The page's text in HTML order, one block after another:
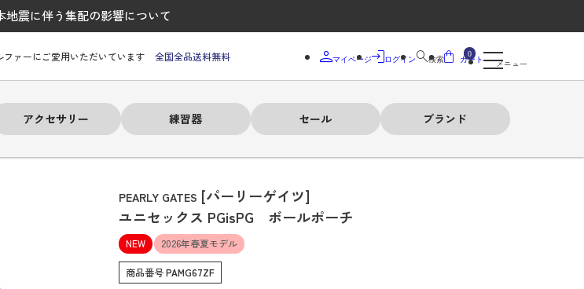
地震に伴う集配の影響について
ファーにご愛用いただいています 全国全品送料無料 マイページ ログイン 検索
0
カート メニュー
アクセサリー 練習器 セール ブランド
PEARLY GATES [パーリーゲイツ]
ユニセックス PGisPG ボールポーチ
NEW 2026年春夏モデル
商品番号PAMG67ZF